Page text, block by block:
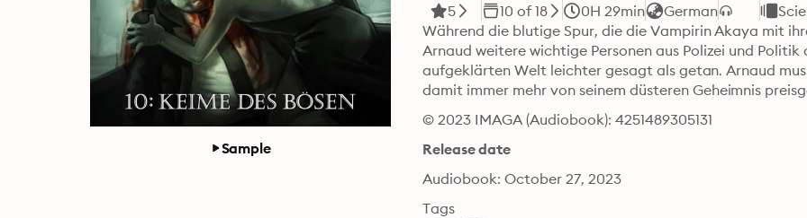
Sample
5 10 of 18 0H 29min German
Während die blutige Spur, die die Vampirin Akaya mit
Arnaud weitere wichtige Personen aus Polizei und
aufgeklärten Welt leichter gesagt als getan. Arnaud
damit immer mehr von seinem düsteren Geheimnis
© 2023 IMAGA (Audiobook): 4251489305131
Release date
Audiobook: October 27, 2023
Tags